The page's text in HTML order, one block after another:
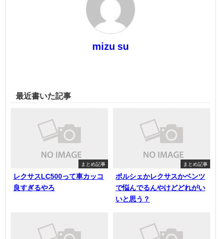
mizu su
最近書いた記事
まとめ記事
レクサスLC500って車カッコ
良すぎるやろ
まとめ記事
ポルシェかレクサスかベンツ
で悩んでるんやけどどれがい
いと思う？